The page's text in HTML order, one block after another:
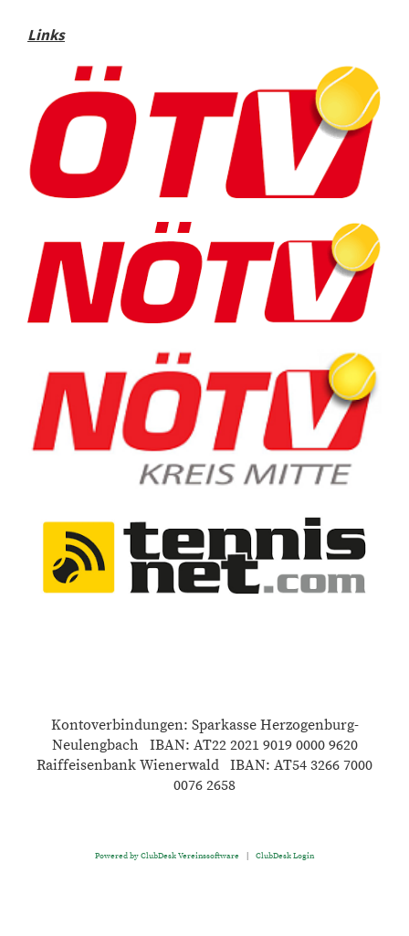
Links
Kontoverbindungen: Sparkasse Herzogenburg-
Neulengbach IBAN: AT22 2021 9019 0000 9620
Raiffeisenbank Wienerwald IBAN: AT54 3266 7000
0076 2658
Powered by ClubDesk Vereinssoftware | ClubDesk Login